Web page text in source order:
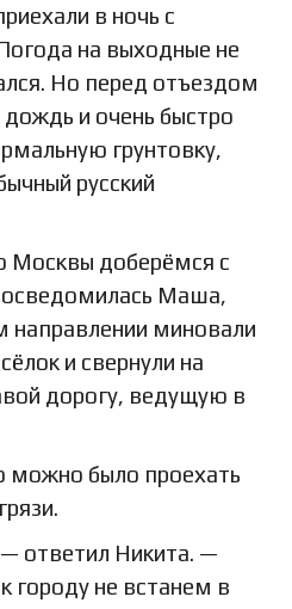
в ночь с
на выходные не
Но перед отъездом
и очень быстро
грунтовку,
русский
Москвы доберёмся с
Маша,
направлении миновали
и свернули на
дорогу, ведущую в
можно было проехать
ответил Никита. —
городу не встанем в